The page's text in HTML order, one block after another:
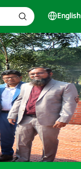
English